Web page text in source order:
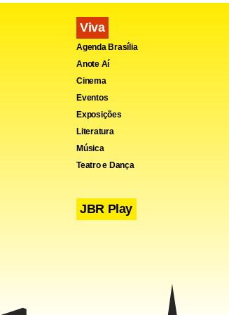
destacou o dirigente petista.
Viva
Agenda Brasília
Anote Aí
Cinema
Eventos
Exposições
Literatura
Música
Teatro e Dança
JBR Play